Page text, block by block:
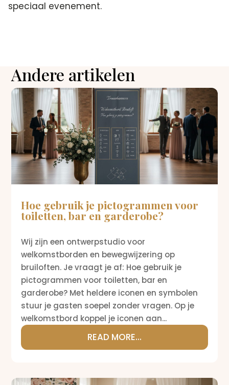
speciaal evenement.
Andere artikelen
Hoe gebruik je pictogrammen voor
toiletten, bar en garderobe?
Wij zijn een ontwerpstudio voor
welkomstborden en bewegwijzering op
bruiloften. Je vraagt je af: Hoe gebruik je
pictogrammen voor toiletten, bar en
garderobe? Met heldere iconen en symbolen
stuur je gasten soepel zonder vragen. Op je
welkomstbord koppel je iconen aan...
READ MORE...